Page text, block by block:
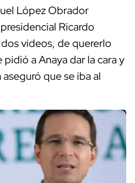
López Obrador
Ricardo
videos, de quererlo
a Anaya dar la cara y
que se iba al